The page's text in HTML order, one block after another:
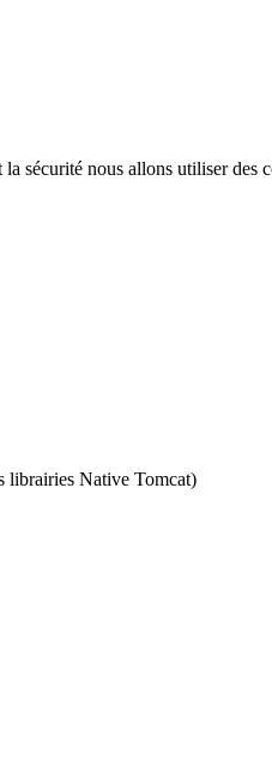
sécurité nous allons utiliser des
librairies Native Tomcat)